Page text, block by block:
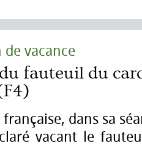
vacance
fauteuil du
française, dans sa
vacant le